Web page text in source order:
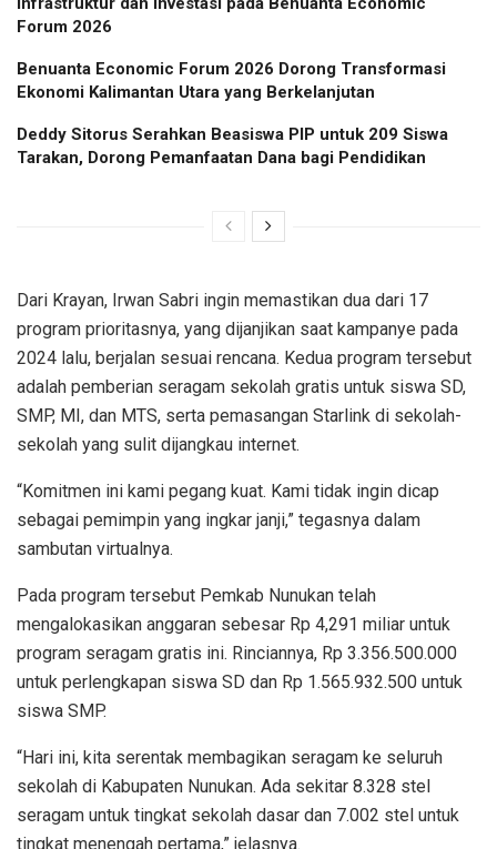
Forum 2026
Benuanta Economic Forum 2026 Dorong Transformasi
Ekonomi Kalimantan Utara yang Berkelanjutan
Deddy Sitorus Serahkan Beasiswa PIP untuk 209 Siswa
Tarakan, Dorong Pemanfaatan Dana bagi Pendidikan
Dari Krayan, Irwan Sabri ingin memastikan dua dari 17
program prioritasnya, yang dijanjikan saat kampanye pada
2024 lalu, berjalan sesuai rencana. Kedua program tersebut
adalah pemberian seragam sekolah gratis untuk siswa SD,
SMP, MI, dan MTS, serta pemasangan Starlink di sekolah-
sekolah yang sulit dijangkau internet.
“Komitmen ini kami pegang kuat. Kami tidak ingin dicap
sebagai pemimpin yang ingkar janji,” tegasnya dalam
sambutan virtualnya.
Pada program tersebut Pemkab Nunukan telah
mengalokasikan anggaran sebesar Rp 4,291 miliar untuk
program seragam gratis ini. Rinciannya, Rp 3.356.500.000
untuk perlengkapan siswa SD dan Rp 1.565.932.500 untuk
siswa SMP.
“Hari ini, kita serentak membagikan seragam ke seluruh
sekolah di Kabupaten Nunukan. Ada sekitar 8.328 stel
seragam untuk tingkat sekolah dasar dan 7.002 stel untuk
tingkat menengah pertama,” jelasnya.